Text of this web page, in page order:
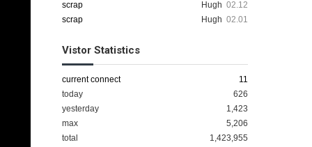
Hugh 02.12
scrap
Hugh 02.01
scrap
Vistor Statistics
current connect
11
today
626
yesterday
1,423
max
5,206
total
1,423,955